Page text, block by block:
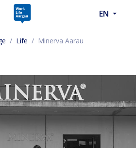
EN
/ Life / Minerva Aarau